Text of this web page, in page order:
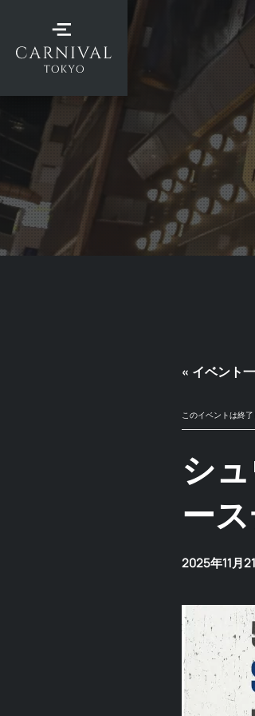
« イベント
このイベントは終了
シ
ー
2025年11月